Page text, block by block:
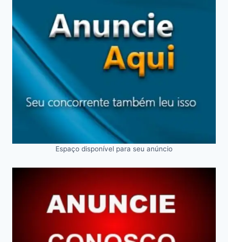
Espaço disponível para seu anúncio